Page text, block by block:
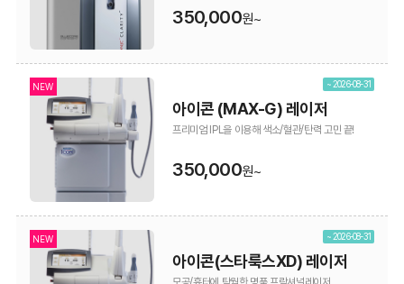
350,000원~
NEW
아이콘 (MAX-G) 레이저
프리미엄 IPL을 이용해 색소/혈관/탄력 고민 끝!
~ 2026-08-31
350,000원~
NEW
아이콘(스타룩스XD) 레이저
~ 2026-08-31